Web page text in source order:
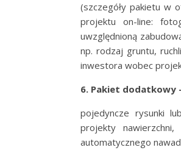
(szczegóły pakietu w
projektu on-line:
uwzględnioną
np. rodzaj gruntu,
inwestora wobec
6. Pakiet dodatkowy
pojedyncze rysunki
projekty
automatycznego